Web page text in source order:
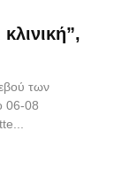
των
06-08